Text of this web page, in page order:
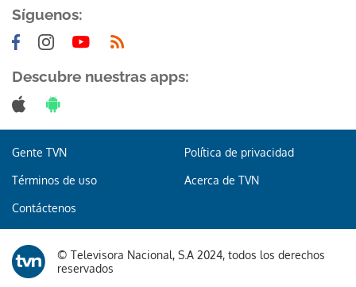
Síguenos:
Descubre nuestras apps:
Gente TVN Política de privacidad
Términos de uso Acerca de TVN
Contáctenos
© Televisora Nacional, S.A 2024, todos los derechos
reservados